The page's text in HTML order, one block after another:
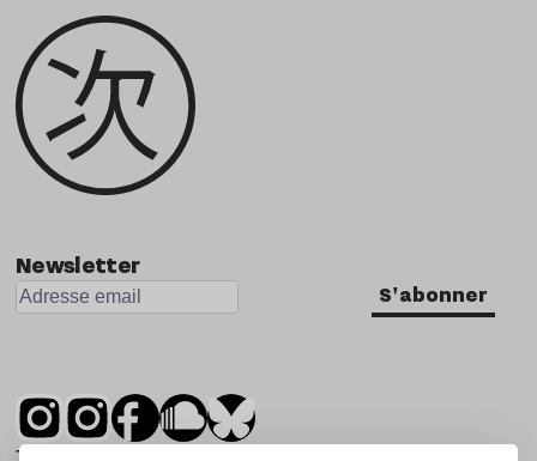
Newsletter
S'abonner